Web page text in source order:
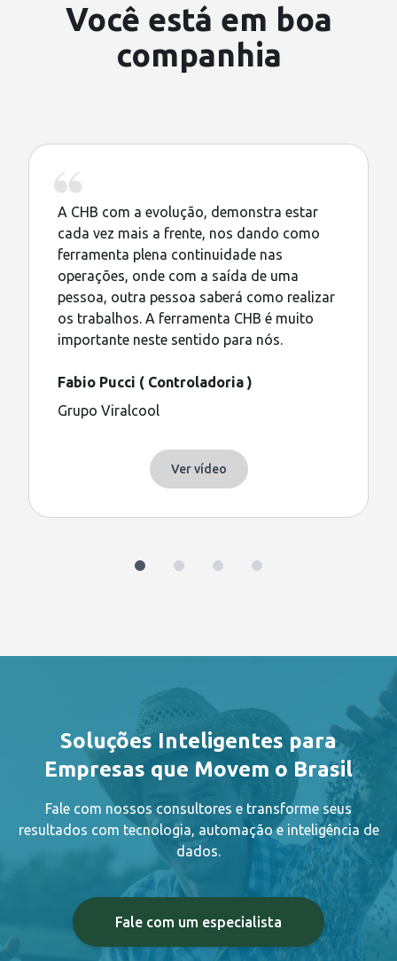
Você está em boa
companhia
A CHB com a evolução, demonstra estar
cada vez mais a frente, nos dando como
ferramenta plena continuidade nas
operações, onde com a saída de uma
pessoa, outra pessoa saberá como realizar
os trabalhos. A ferramenta CHB é muito
importante neste sentido para nós.
Fabio Pucci ( Controladoria )
Grupo Viralcool
Ver vídeo
Soluções Inteligentes para
Empresas que Movem o Brasil
Fale com nossos consultores e transforme seus
resultados com tecnologia, automação e inteligência de
dados.
Fale com um especialista